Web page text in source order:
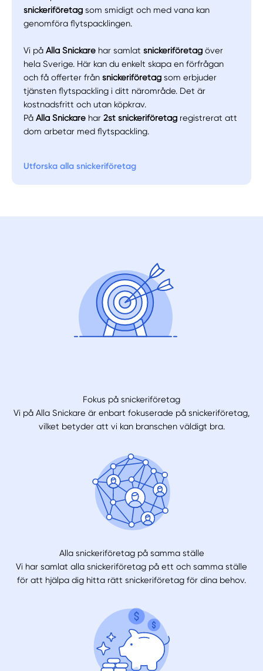
snickeriföretag som smidigt och med vana kan
genomföra flytspacklingen.
Vi på Alla Snickare har samlatsnickeriföretagöver
hela Sverige. Här kan du enkelt skapa en förfrågan
och få offerter frånsnickeriföretag som erbjuder
tjänsten flytspackling i ditt närområde. Det är
kostnadsfritt och utan köpkrav.
PåAlla Snickare har2st snickeriföretag registrerat att
dom arbetar med flytspackling.
Utforska alla snickeriföretag
Fokus på snickeriföretag
Vi på Alla Snickare är enbart fokuserade på snickeriföretag,
vilket betyder att vi kan branschen väldigt bra.
Alla snickeriföretag på samma ställe
Vi har samlat alla snickeriföretag på ett och samma ställe
för att hjälpa dig hitta rätt snickeriföretag för dina behov.